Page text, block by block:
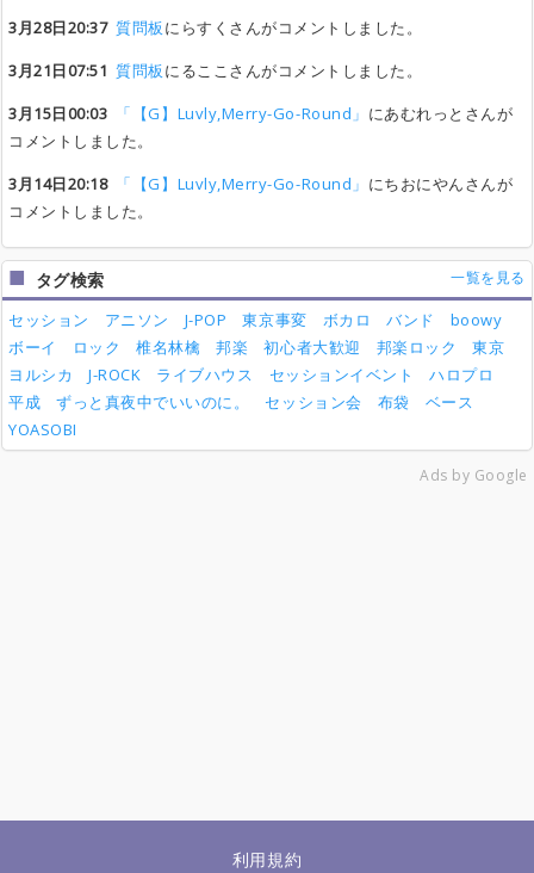
3月28日20:37 質問板にらすくさんがコメントしました。
3月21日07:51 質問板にるここさんがコメントしました。
3月15日00:03
「【G】Luvly,Merry-Go-Round」 にあむれっとさんが
コメントしました。
3月14日20:18
「【G】Luvly,Merry-Go-Round」 にちおにやんさんが
コメントしました。
タグ検索 一覧を見る
セッション アニソン J-POP 東京事変 ボカロ バンド
boowy
ボーイ
ロック 椎名林檎 邦楽 初心者大歓迎 邦楽ロック
東京
ヨルシカ
J-ROCK ライブハウス セッションイベント
ハロプロ
平成
ずっと真夜中でいいのに。 セッション会 布袋
ベース
YOASOBI
Ads by Google
利用規約